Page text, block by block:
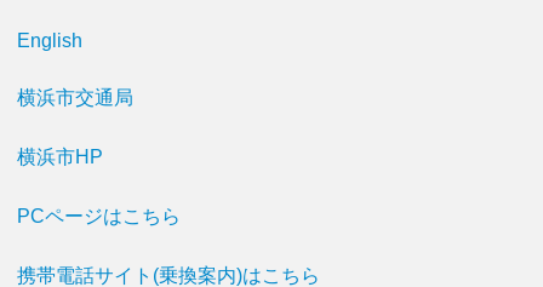
English
横浜市交通局
横浜市HP
PCページはこちら
携帯電話サイト(乗換案内)はこちら